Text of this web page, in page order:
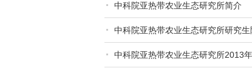
中科院亚热带农业生态研究所简介
中科院亚热带农业生态研究所研究
中科院亚热带农业生态研究所2013